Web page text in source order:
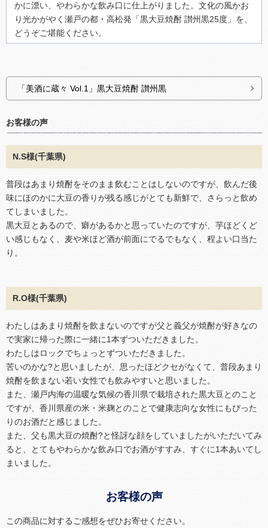
かに漂い、やわらかな飲み口に仕上がりました。文化の風かお
り光かがやく瀬戸の都・高松発「黒大豆焼酎 讃州黒25度」を、
どうぞご堪能ください。
「美酒に蔵々 Vol.1」黒大豆焼酎 讃州黒
お客様の声
N.S様(千葉県)
普段はあまり焼酎をそのまま飲むことはしないのですが、飲んだ後
味にほのかに大豆の香りが残る感じがとても新鮮で、さらっと飲め
てしまいました。
黒大豆とあるので、癖があるかと思っていたのですが、芋ほどくど
い感じもなく、麦や米ほど酒が前面にでるでもなく、程よい口当た
り。
R.O様(千葉県)
わたしはあまり焼酎を飲まないのですが父と義父が焼酎が好きなの
で実家に帰った際に一緒に1本ずついただきました。
わたしはロックでちょっとずついただきました。
苦いのかな?と思いましたが、思ったほどクセがなくて、普段あまり
焼酎を飲まない若い女性でも飲みやすいと思いました。
また、瀬戸内海の温暖な気候の香川県で栽培された黒大豆とのこと
ですが、香川県産の米・米麹とのことで健康志向な女性にもぴった
りのお酒だと感じました。
また、父も黒大豆の焼酎?と怪訝な顔をしていましたがいただいてみ
ると、とてもやわらかな飲み口でお酒がすすみ、すぐに1本あいてし
まいました。
お客様の声
この商品に対するご感想をぜひお寄せください。